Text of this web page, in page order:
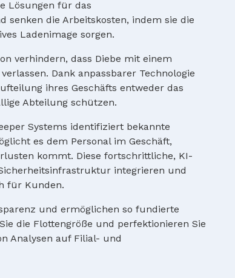
Lösungen für das
senken die Arbeitskosten, indem sie die
Ladenimage sorgen.
verhindern, dass Diebe mit einem
Dank anpassbarer Technologie
ihres Geschäfts entweder das
Abteilung schützen.
Systems identifiziert bekannte
es dem Personal im Geschäft,
kommt. Diese fortschrittliche, KI-
integrieren und
für Kunden.
und ermöglichen so fundierte
die Flottengröße und perfektionieren Sie
Analysen auf Filial- und